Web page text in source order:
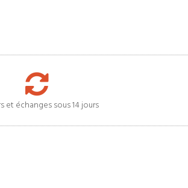
et échanges sous 14 jours